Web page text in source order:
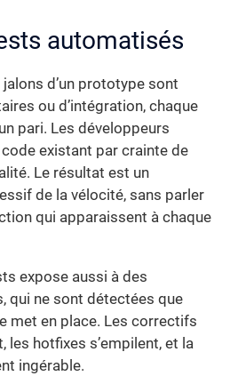
automatisés
d’un prototype sont
ou d’intégration, chaque
pari. Les développeurs
existant par crainte de
Le résultat est un
de la vélocité, sans parler
qui apparaissent à chaque
expose aussi à des
qui ne sont détectées que
met en place. Les correctifs
les hotfixes s’empilent, et la
ingérable.